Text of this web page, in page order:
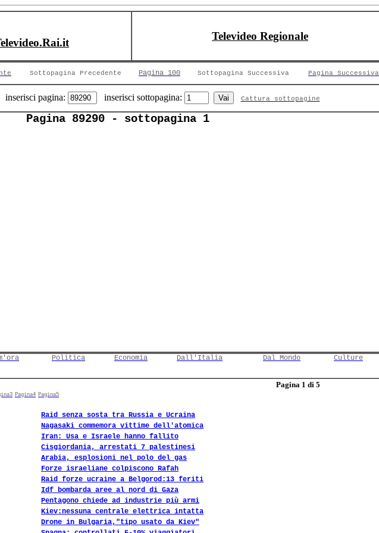
Televideo Regionale
Sottopagina Precedente Pagina 100 Sottopagina Successiva Pagina Successiva
inserisci pagina: inserisci sottopagina: Cattura sottopagine
Pagina 89290 - sottopagina 1
Politica Economia Dall'Italia Dal Mondo Culture
Pagina 1 di 5
Pagina4 Pagina5
Raid senza sosta tra Russia e Ucraina
Nagasaki commemora vittime dell'atomica
Iran: Usa e Israele hanno fallito
Cisgiordania, arrestati 7 palestinesi
Arabia, esplosioni nel polo del gas
Forze israeliane colpiscono Rafah
Raid forze ucraine a Belgorod:13 feriti
Idf bombarda aree al nord di Gaza
Pentagono chiede ad industrie più armi
Kiev:nessuna centrale elettrica intatta
Drone in Bulgaria,"tipo usato da Kiev"